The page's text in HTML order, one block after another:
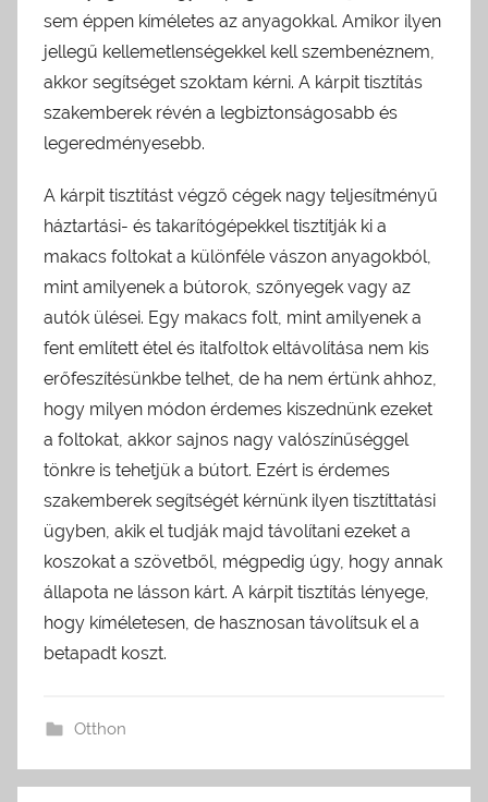
sem éppen kíméletes az anyagokkal. Amikor ilyen
jellegű kellemetlenségekkel kell szembenéznem,
akkor segítséget szoktam kérni. A kárpit tisztítás
szakemberek révén a legbiztonságosabb és
legeredményesebb.
A kárpit tisztítást végző cégek nagy teljesítményű
háztartási- és takarítógépekkel tisztítják ki a
makacs foltokat a különféle vászon anyagokból,
mint amilyenek a bútorok, szőnyegek vagy az
autók ülései. Egy makacs folt, mint amilyenek a
fent említett étel és italfoltok eltávolítása nem kis
erőfeszítésünkbe telhet, de ha nem értünk ahhoz,
hogy milyen módon érdemes kiszednünk ezeket
a foltokat, akkor sajnos nagy valószínűséggel
tönkre is tehetjük a bútort. Ezért is érdemes
szakemberek segítségét kérnünk ilyen tisztíttatási
ügyben, akik el tudják majd távolítani ezeket a
koszokat a szövetből, mégpedig úgy, hogy annak
állapota ne lásson kárt. A kárpit tisztítás lényege,
hogy kíméletesen, de hasznosan távolítsuk el a
betapadt koszt.
Otthon